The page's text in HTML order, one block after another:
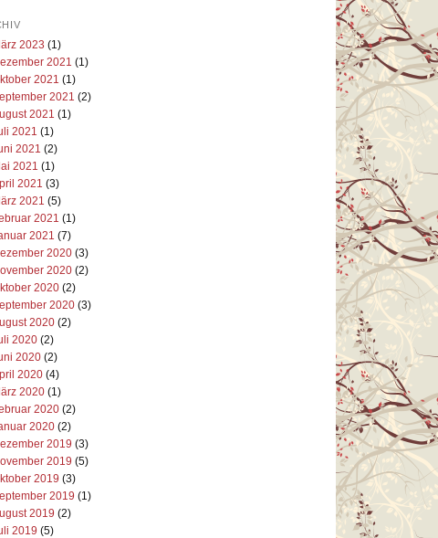
2023 (1)
2021 (1)
2021 (1)
2021 (2)
2021 (1)
2021 (1)
2021 (2)
2021 (1)
2021 (3)
2021 (5)
2021 (1)
2021 (7)
2020(3)
2020(2)
2020(2)
2020(3)
2020(2)
2020(2)
2020(2)
2020(4)
2020(1)
2020(2)
2020(2)
2019 (3)
2019 (5)
2019 (3)
2019 (1)
2019 (2)
2019 (5)